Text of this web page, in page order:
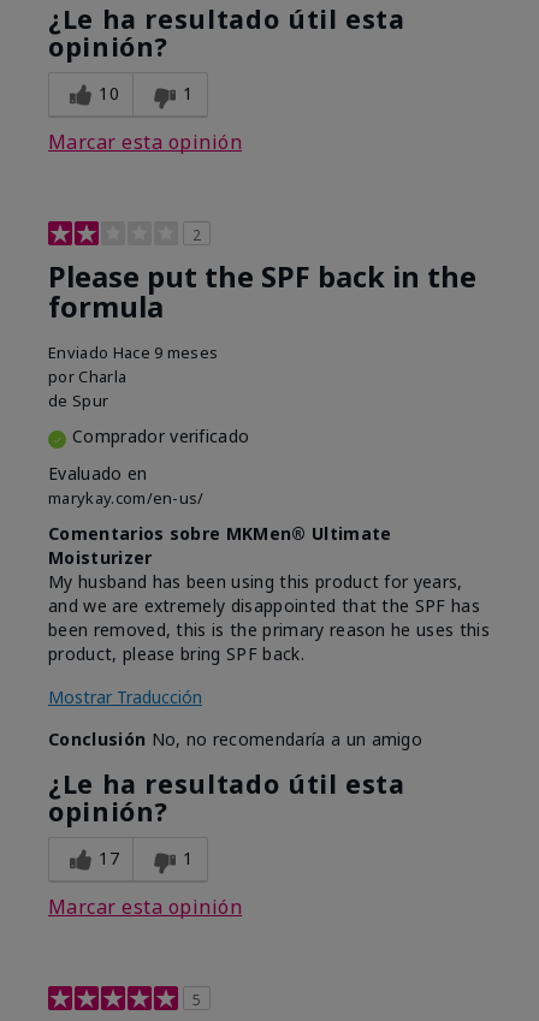
¿Le ha resultado útil esta
opinión?
10 1
Marcar esta opinión
2
Please put the SPF back in the
formula
Enviado Hace 9 meses
por Charla
de Spur
Comprador verificado
Evaluado en
marykay.com/en-us/
Comentarios sobre MKMen® Ultimate
Moisturizer
My husband has been using this product for years,
and we are extremely disappointed that the SPF has
been removed, this is the primary reason he uses this
product, please bring SPF back.
Mostrar Traducción
Conclusión No, no recomendaría a un amigo
¿Le ha resultado útil esta
opinión?
17 1
Marcar esta opinión
5